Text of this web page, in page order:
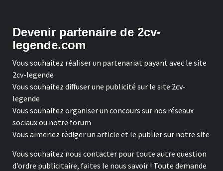
Devenir partenaire de 2cv-
legende.com
Vous souhaitez réaliser un partenariat payant avec le site
2cv-legende
Vous souhaitez diffuser une publicité sur le site 2cv-
legende
Vous souhaitez organiser un concours sur nos réseaux
sociaux ou notre forum
Vous aimeriez rédiger un article et le publier sur notre site
Vous souhaitez nous contacter pour toute autre question
d’ordre publicitaire, faites le nous savoir ! Toute demande